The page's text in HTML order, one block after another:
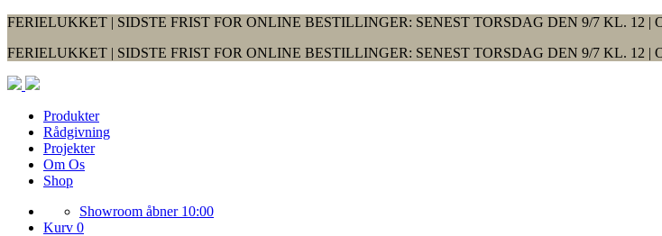
FERIELUKKET | SIDSTE FRIST FOR ONLINE BESTILLINGER: SENEST TORSDAG DEN 9/7 KL. 12 |
FERIELUKKET | SIDSTE FRIST FOR ONLINE BESTILLINGER: SENEST TORSDAG DEN 9/7 KL. 12 |
Produkter
Rådgivning
Projekter
Om Os
Shop
Showroom åbner 10:00
Kurv 0